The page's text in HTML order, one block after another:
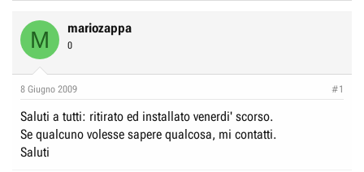
t
o
e
D
i
s
d
z
M mariozappa
0
8 Giugno 2009 #1
Saluti a tutti: ritirato ed installato venerdi' scorso.
Se qualcuno volesse sapere qualcosa, mi contatti.
Saluti